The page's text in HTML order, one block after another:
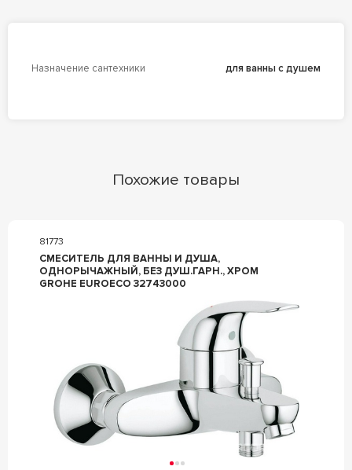
Назначение сантехники для ванны с душем
Похожие товары
81773
СМЕСИТЕЛЬ ДЛЯ ВАННЫ И ДУША,
ОДНОРЫЧАЖНЫЙ, БЕЗ ДУШ.ГАРН., ХРОМ
GROHE EUROECO 32743000